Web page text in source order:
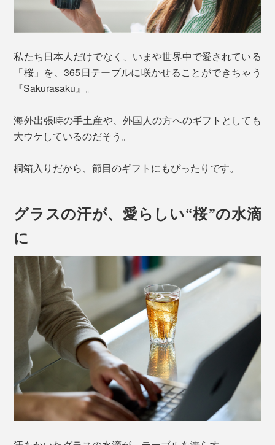
私たち日本人だけでなく、いまや世界中で愛されている
「桜」を、365日テーブルに咲かせることができちゃう
『Sakurasaku』。
海外出張時の手土産や、外国人の方へのギフトとしても
大ウケしているのだそう。
桐箱入りだから、節目のギフトにもぴったりです。
グラスの汗が、愛らしい“桜”の水滴
に